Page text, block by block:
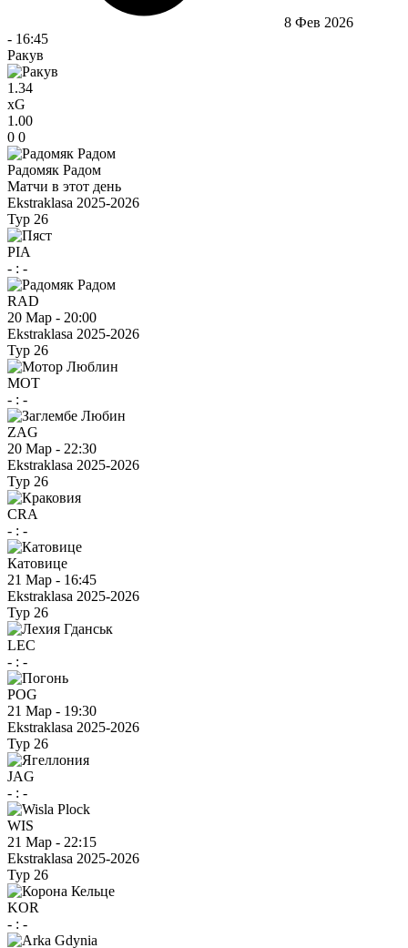
8 Фев 2026
- 16:45
Ракув
1.34
xG
1.00
0 0
Радомяк Радом
Матчи в этот день
Ekstraklasa 2025-2026
Тур 26
PIA
- : -
RAD
20 Мар - 20:00
Ekstraklasa 2025-2026
Тур 26
MOT
- : -
ZAG
20 Мар - 22:30
Ekstraklasa 2025-2026
Тур 26
CRA
- : -
Катовице
21 Мар - 16:45
Ekstraklasa 2025-2026
Тур 26
LEC
- : -
POG
21 Мар - 19:30
Ekstraklasa 2025-2026
Тур 26
JAG
- : -
WIS
21 Мар - 22:15
Ekstraklasa 2025-2026
Тур 26
KOR
- : -